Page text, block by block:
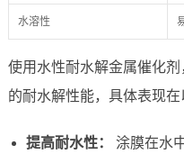
水溶性
使用水性耐水解金属催化
的耐水解性能，具体表现在
提高耐水性：
涂膜在水